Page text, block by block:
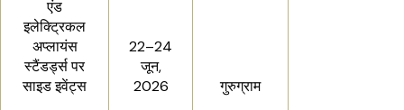
एंड
इलेक्ट्रिकल
अप्लायंस
स्टैंडर्ड्स पर
साइड इवेंट्स
22–24
जून,
2026
गुरुग्राम